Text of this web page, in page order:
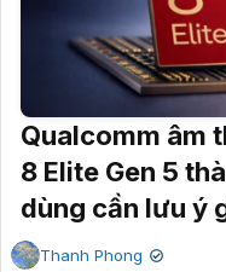
Qualcomm âm
8 Elite Gen 5
dùng cần lưu ý
Thanh Phong ✔